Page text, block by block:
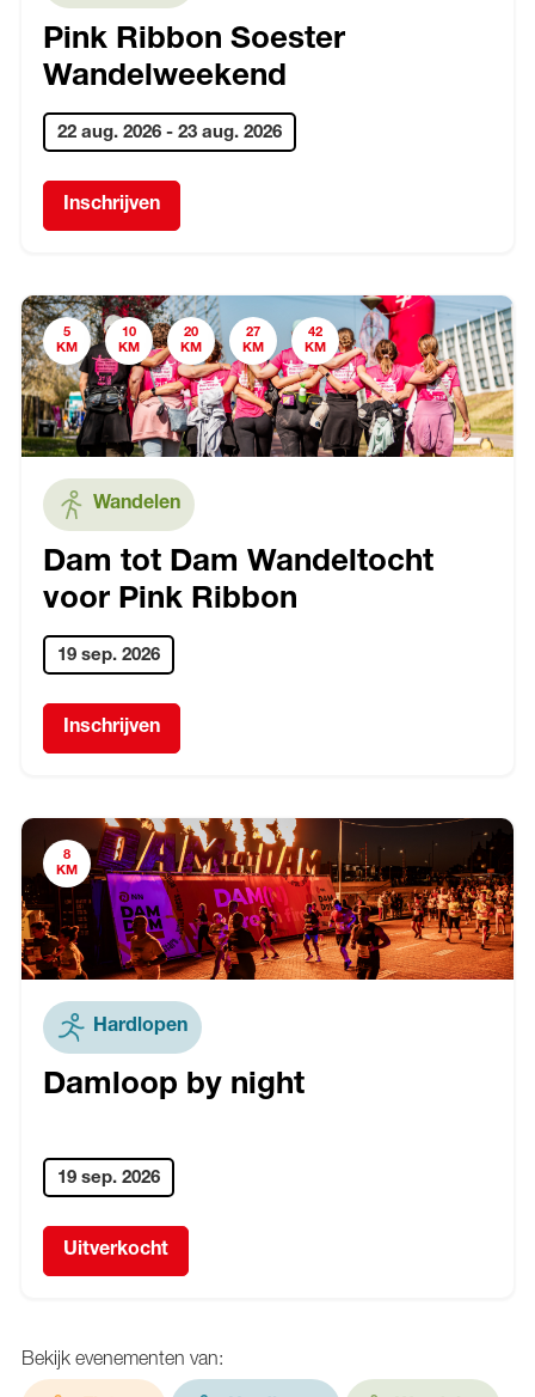
Pink Ribbon Soester
Wandelweekend
22 aug. 2026 - 23 aug. 2026
Inschrijven
5
KM
10
KM
20
KM
27
KM
42
KM
Wandelen
Dam tot Dam Wandeltocht
voor Pink Ribbon
19 sep. 2026
Inschrijven
8
KM
Hardlopen
Damloop by night
19 sep. 2026
Uitverkocht
Bekijk evenementen van: